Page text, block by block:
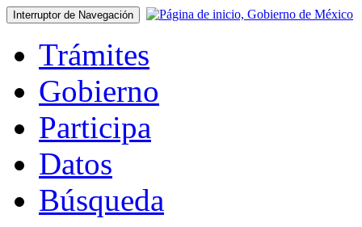
Interruptor de Navegación
Trámites
Gobierno
Participa
Datos
Búsqueda